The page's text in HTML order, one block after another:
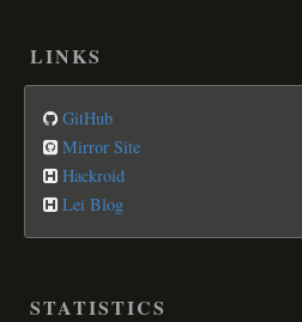
LINKS
GitHub
Mirror Site
Hackroid
Lei Blog
STATISTICS